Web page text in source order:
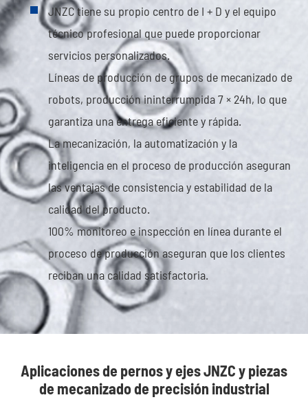
JNZC tiene su propio centro de I + D y el equipo
técnico profesional que puede proporcionar
servicios personalizados.
Líneas de producción de grupos de mecanizado de
robots, producción ininterrumpida 7 × 24h, lo que
garantiza una entrega eficiente y rápida.
La mecanización, la automatización y la
inteligencia en el proceso de producción aseguran
las ventajas de consistencia y estabilidad de la
calidad del producto.
100% monitoreo e inspección en línea durante el
proceso de producción aseguran que los clientes
reciban una calidad satisfactoria.
Aplicaciones de pernos y ejes JNZC y piezas
de mecanizado de precisión industrial